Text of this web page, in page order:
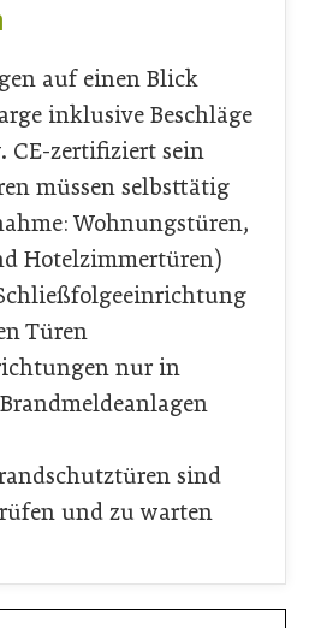
auf einen Blick
inklusive Beschläge
CE-zertifiziert sein
müssen selbsttätig
Wohnungstüren,
Hotelzimmertüren)
Türen
nur in
sind
und zu warten